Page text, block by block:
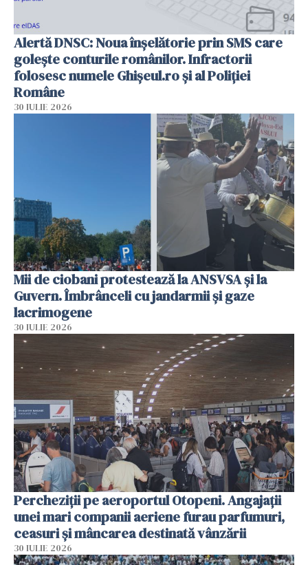
Alertă DNSC: Noua înșelătorie prin SMS care
golește conturile românilor. Infractorii
folosesc numele Ghișeul.ro și al Poliției
Române
30 IULIE 2026
Mii de ciobani protestează la ANSVSA și la
Guvern. Îmbrânceli cu jandarmii și gaze
lacrimogene
30 IULIE 2026
Percheziții pe aeroportul Otopeni. Angajații
unei mari companii aeriene furau parfumuri,
ceasuri și mâncarea destinată vânzării
30 IULIE 2026